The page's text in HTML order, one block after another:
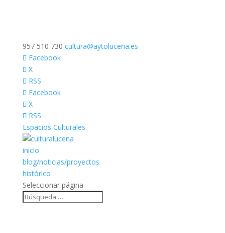
957 510 730 cultura@aytolucena.es
Facebook
X
RSS
Facebook
X
RSS
Espacios Culturales
inicio
blog/noticias/proyectos
histórico
Seleccionar página